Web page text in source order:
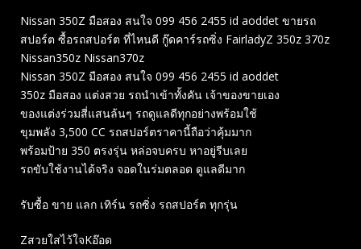
Nissan 350Z มือสอง สนใจ 099 456 2455 id aoddet ขายรถ
สปอร์ต ซื้อรถสปอร์ต ที่ไหนดี กู๊ดคาร์รถซิ่ง FairladyZ 350z 370z
Nissan350z Nissan370z
Nissan 350Z มือสอง สนใจ 099 456 2455 id aoddet
350z มือสอง แต่งสวย รถนำเข้าทั้งคัน เจ้าของขายเอง
ของแต่งร่วมสี่แสนล้นๆ รถดูแลดีทุกอย่างพร้อมใช้
ขุมพลัง 3,500 CC รถสปอร์ตราคานี้ถือว่าคุ้มมาก
พร้อมป้าย 350 ตรงรุ่น หล่อจบครบ หาอยู่รีบเลย
รถขับใช้งานได้จริง จอดในร่มตลอด ดูแลดีมาก
รับซื้อ ขาย แลก เทิร์น รถซิ่ง รถสปอร์ต ทุกรุ่น
Zสวยใสไว้ใจKอ๊อด